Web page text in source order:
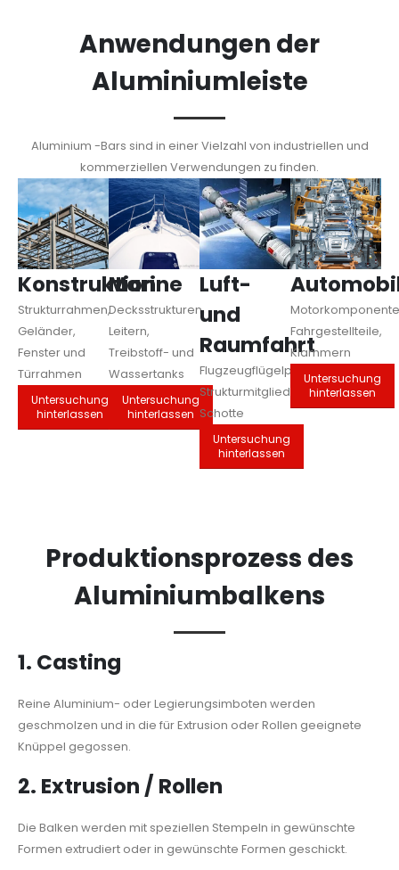
Anwendungen der
Aluminiumleiste
Aluminium -Bars sind in einer Vielzahl von industriellen und
kommerziellen Verwendungen zu finden.
Konstruktion
Strukturrahmen,
Geländer,
Fenster und
Türrahmen
Untersuchung
hinterlassen
Marine
Decksstrukturen,
Leitern,
Treibstoff- und
Wassertanks
Untersuchung
hinterlassen
Luft-
und
Raumfahrt
Flugzeugflügelpars,
Strukturmitglieder,
Schotte
Untersuchung
hinterlassen
Fahrgestellteile,
Klammern
Untersuchung
hinterlassen
Produktionsprozess des
Aluminiumbalkens
1. Casting
Reine Aluminium- oder Legierungsimboten werden
geschmolzen und in die für Extrusion oder Rollen geeignete
Knüppel gegossen.
2. Extrusion / Rollen
Die Balken werden mit speziellen Stempeln in gewünschte
Formen extrudiert oder in gewünschte Formen geschickt.